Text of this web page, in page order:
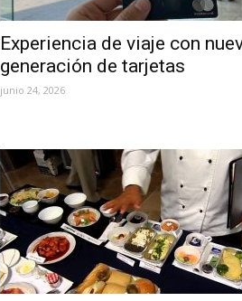
Experiencia de viaje con
generación de tarjetas
junio 24, 2026